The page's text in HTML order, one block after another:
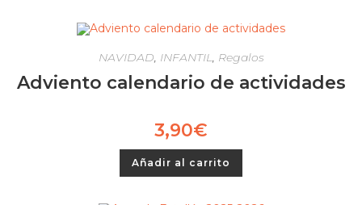
NAVIDAD, INFANTIL, Regalos
Adviento calendario de actividades
3,90€
Añadir al carrito